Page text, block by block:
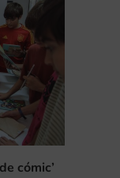
cómic’